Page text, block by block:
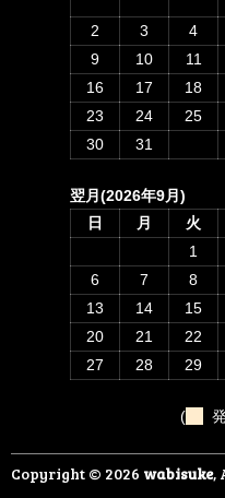
2
3 4
9
10 11
16
17 18
23
24 25
30
31
翌月(2026年9月)
日
月 火
1
6
7 8
13
14 15
20
21 22
27
28 29
(
Copyright © 2026 wabisuke,